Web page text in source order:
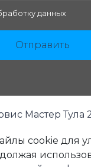
данных
Отправить
Мастер Тула
cookie для